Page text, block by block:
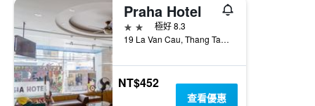
Praha Hotel
2星級
極好 8.3
19 La Van Cau, Thang Tam, 頭頓, 越南
NT$452
查看優惠